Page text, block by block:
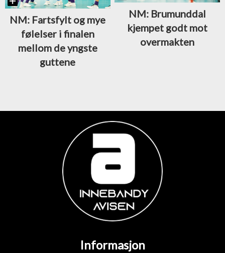
NM: Fartsfylt og mye
følelser i finalen
mellom de yngste
guttene
NM: Brumunddal
kjempet godt mot
overmakten
Informasjon